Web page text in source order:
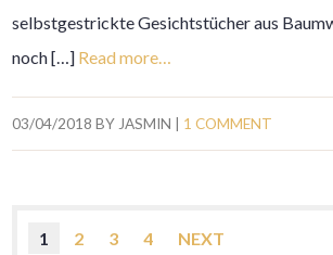
selbstgestrickte Gesichtstücher aus
noch […] Read more…
03/04/2018 BY JASMIN 1 COMMENT
1 2 3 4 NEXT